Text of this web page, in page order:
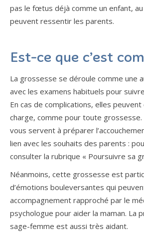
pas le fœtus déjà comme un enfant,
peuvent ressentir les parents.
Est-ce que c’est
La grossesse se déroule comme une
avec les examens habituels pour
En cas de complications, elles
charge, comme pour toute grossesse.
vous servent à préparer
lien avec les souhaits des parents :
consulter la rubrique « Poursuivre sa
Néanmoins, cette grossesse est
d’émotions bouleversantes qui
accompagnement rapproché par le
psychologue pour aider la maman. La
sage-femme est aussi très aidant.